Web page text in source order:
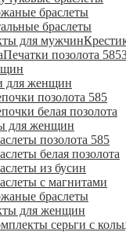
браслеты
браслеты
для мужчин
Печатки позолота 585
для женщин
позолота 585
белая позолота
для женщин
позолота 585
белая позолота
из бусин
с магнитами
браслеты
для женщин
серьги с